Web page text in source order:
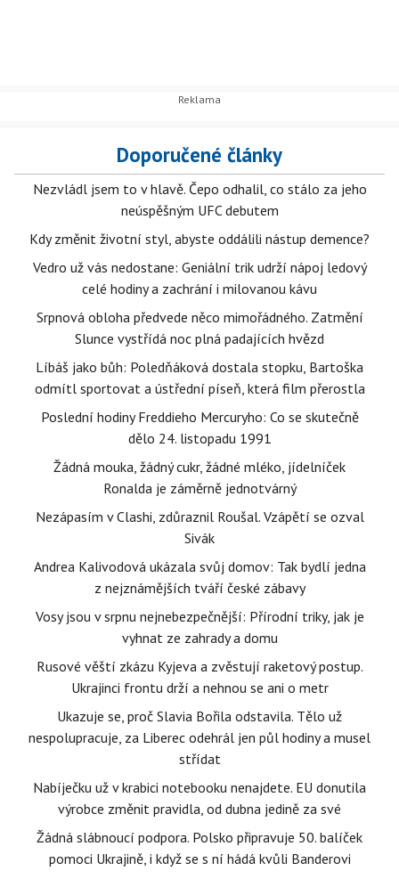
Doporučené články
Nezvládl jsem to v hlavě. Čepo odhalil, co stálo za jeho
neúspěšným UFC debutem
Kdy změnit životní styl, abyste oddálili nástup demence?
Vedro už vás nedostane: Geniální trik udrží nápoj ledový
celé hodiny a zachrání i milovanou kávu
Srpnová obloha předvede něco mimořádného. Zatmění
Slunce vystřídá noc plná padajících hvězd
Líbáš jako bůh: Poledňáková dostala stopku, Bartoška
odmítl sportovat a ústřední píseň, která film přerostla
Poslední hodiny Freddieho Mercuryho: Co se skutečně
dělo 24. listopadu 1991
Žádná mouka, žádný cukr, žádné mléko, jídelníček
Ronalda je záměrně jednotvárný
Nezápasím v Clashi, zdůraznil Roušal. Vzápětí se ozval
Sivák
Andrea Kalivodová ukázala svůj domov: Tak bydlí jedna
z nejznámějších tváří české zábavy
Vosy jsou v srpnu nejnebezpečnější: Přírodní triky, jak je
vyhnat ze zahrady a domu
Rusové věští zkázu Kyjeva a zvěstují raketový postup.
Ukrajinci frontu drží a nehnou se ani o metr
Ukazuje se, proč Slavia Bořila odstavila. Tělo už
nespolupracuje, za Liberec odehrál jen půl hodiny a musel
střídat
Nabíječku už v krabici notebooku nenajdete. EU donutila
výrobce změnit pravidla, od dubna jedině za své
Žádná slábnoucí podpora. Polsko připravuje 50. balíček
pomoci Ukrajině, i když se s ní hádá kvůli Banderovi